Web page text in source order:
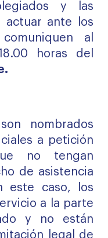
y las
actuar ante los
al
horas del
nombrados
a petición
no tengan
de asistencia
este caso, los
a la parte
y no están
legal de